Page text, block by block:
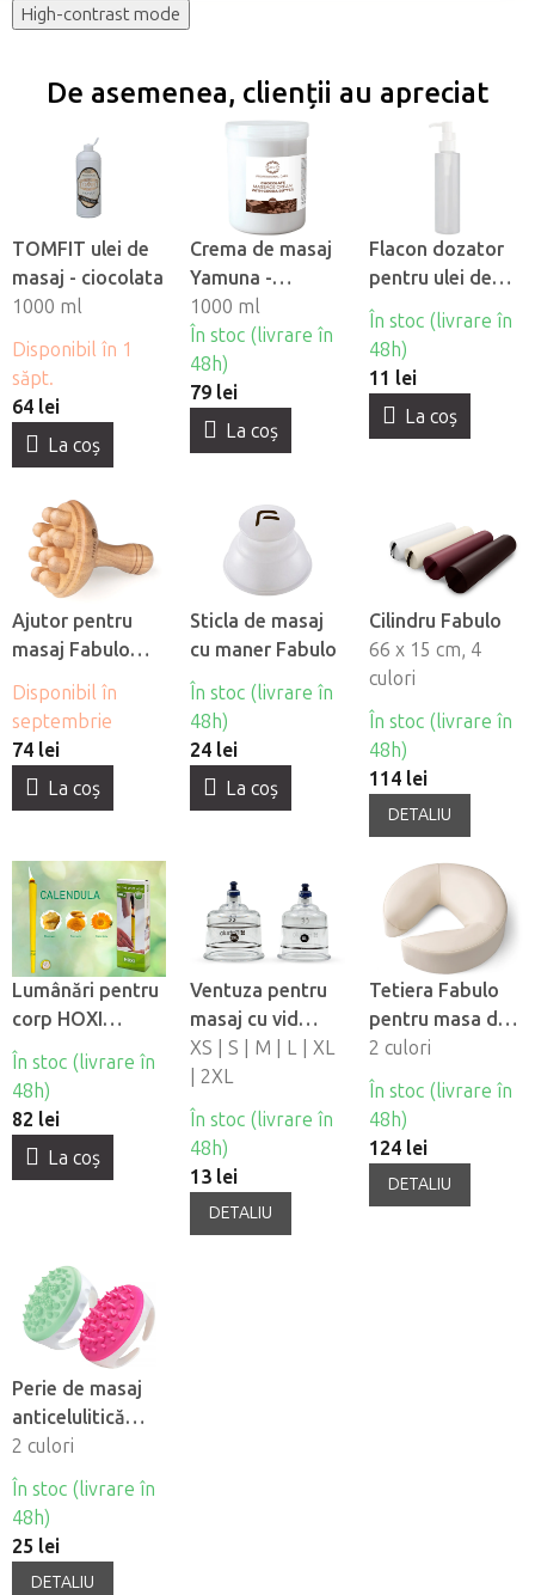
High-contrast mode
De asemenea, clienții au apreciat
TOMFIT ulei de
masaj - ciocolata
1000 ml
Disponibil în 1
săpt.
64 lei
La coş
Crema de masaj
Yamuna -
Ciocolata
1000 ml
În stoc (livrare în
48h)
79 lei
La coş
Flacon dozator
pentru ulei de
masaj
În stoc (livrare în
48h)
11 lei
La coş
Ajutor pentru
masaj Fabulo
Ciuperca pentru
madroterapie
Disponibil în
septembrie
74 lei
La coş
Sticla de masaj
cu maner Fabulo
În stoc (livrare în
48h)
24 lei
La coş
Cilindru Fabulo
66 x 15 cm, 4
culori
În stoc (livrare în
48h)
114 lei
DETALIU
Lumânări pentru
corp HOXI
Nechtík, 10 buc
În stoc (livrare în
48h)
82 lei
La coş
Ventuza pentru
masaj cu vid
Fabulo Luxury
XS | S | M | L | XL
| 2XL
În stoc (livrare în
48h)
13 lei
DETALIU
Tetiera Fabulo
pentru masa de
masaj
2 culori
În stoc (livrare în
48h)
124 lei
DETALIU
Perie de masaj
anticelulitică
Fabulo
2 culori
În stoc (livrare în
48h)
25 lei
DETALIU